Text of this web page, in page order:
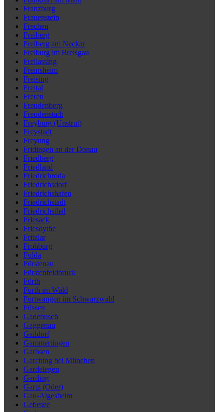
Franzburg
Frauenstein
Frechen
Freiberg
Freiberg am Neckar
Freiburg im Breisgau
Freilassing
Freinsheim
Freising
Freital
Freren
Freudenberg
Freudenstadt
Freyburg (Unstrut)
Freystadt
Freyung
Fridingen an der Donau
Friedberg
Friedland
Friedrichroda
Friedrichsdorf
Friedrichshafen
Friedrichstadt
Friedrichsthal
Friesack
Friesoythe
Fritzlar
Frohburg
Fulda
Fürstenau
Fürstenfeldbruck
Fürth
Furth im Wald
Furtwangen im Schwarzwald
Füssen
Gadebusch
Gaggenau
Gaildorf
Gammertingen
Garbsen
Garching bei München
Gardelegen
Garding
Gartz (Oder)
Gau-Algesheim
Gebesee